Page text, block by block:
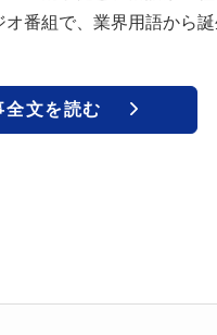
番組で、業界用語から
全文を読む